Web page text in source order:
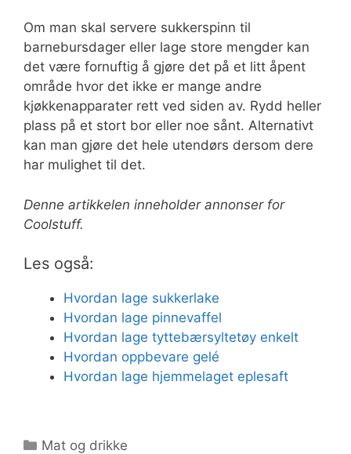
Om man skal servere sukkerspinn til
barnebursdager eller lage store mengder kan
det være fornuftig å gjøre det på et litt åpent
område hvor det ikke er mange andre
kjøkkenapparater rett ved siden av. Rydd heller
plass på et stort bor eller noe sånt. Alternativt
kan man gjøre det hele utendørs dersom dere
har mulighet til det.
Denne artikkelen inneholder annonser for
Coolstuff.
Les også:
Hvordan lage sukkerlake
Hvordan lage pinnevaffel
Hvordan lage tyttebærsyltetøy enkelt
Hvordan oppbevare gelé
Hvordan lage hjemmelaget eplesaft
Kategorier
Mat og drikke